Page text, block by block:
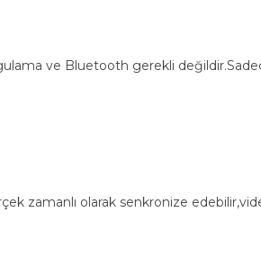
ve Bluetooth gerekli
zamanlı olarak senkronize